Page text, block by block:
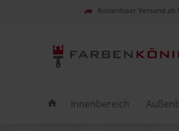
Kostenloser Versand ab
Innenbereich